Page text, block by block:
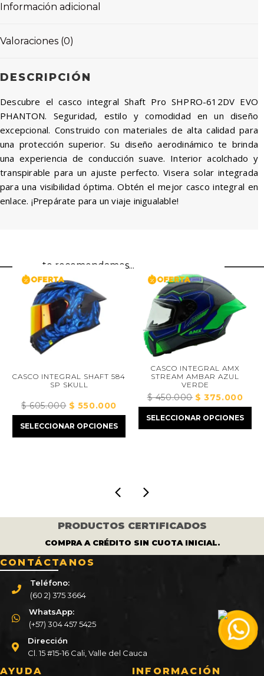
Información adicional
Valoraciones (0)
DESCRIPCIÓN
Descubre el casco integral Shaft Pro SHPRO-612DV EVO
PHANTON. Seguridad, estilo y comodidad en un diseño
excepcional. Construido con materiales de alta calidad para
una protección superior. Su diseño aerodinámico te brinda
una experiencia de conducción suave. Interior acolchado y
transpirable para un ajuste perfecto. Visera solar integrada
para una visibilidad óptima. Obtén el mejor casco integral en
enlace. ¡Prepárate para un viaje inigualable!
te recomendamos...
CASCO INTEGRAL SHAFT 584
SP SKULL
$605.000El
precio
original
$550.000El
precio
actual
SELECCIONAR OPCIONES
CASCO INTEGRAL AMX
STREAM AMBAR AZUL
VERDE
$450.000El
precio
original
$375.000El
actual
SELECCIONAR OPCIONES
PRODUCTOS CERTIFICADOS
COMPRA A CRÉDITO SIN CUOTA INICIAL.
CONTÁCTANOS
Teléfono:
(60 2) 375 3664
WhatsApp:
(+57) 304 457 5425
Dirección
Cl. 15 #15-16 Cali, Valle del Cauca
AYUDA INFORMACIÓN